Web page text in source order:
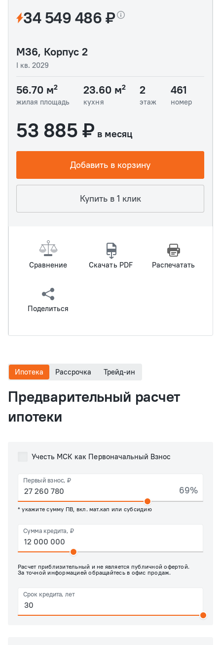
34 549 486 ₽
М36, Корпус 2
I кв. 2029
56.70 м²
жилая площадь
23.60 м²
кухня
2
этаж
461
номер
53 885 ₽ в месяц
Добавить в корзину
Купить в 1 клик
Сравнение Скачать PDF Распечатать
Поделиться
Предварительный расчет
ипотеки
Ипотека Рассрочка Трейд-ин
Учесть МСК как Первоначальный Взнос
Первый взнос, ₽
69%
* укажите сумму ПВ, вкл. мат.кап или субсидию
Сумма кредита, ₽
Расчет приблизительный и не является публичной офертой.
За точной информацией обращайтесь в офис продаж.
Срок кредита, лет